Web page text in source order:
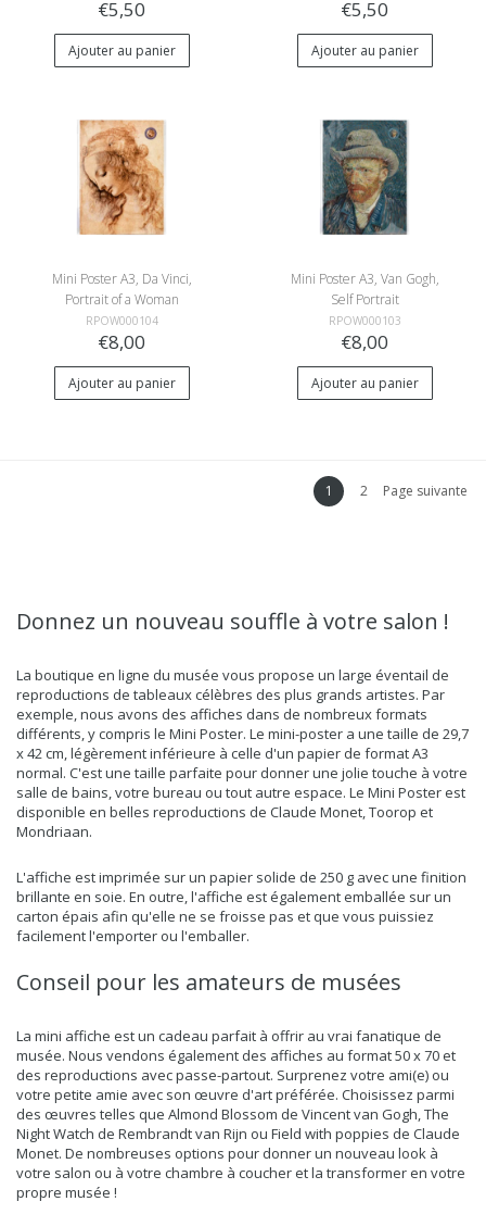
€5,50
Ajouter au panier
€5,50
Ajouter au panier
Mini Poster A3, Da Vinci,
Portrait of a Woman
RPOW000104
€8,00
Ajouter au panier
Mini Poster A3, Van Gogh,
Self Portrait
RPOW000103
€8,00
Ajouter au panier
1 2 Page suivante
Donnez un nouveau souffle à votre salon !
La boutique en ligne du musée vous propose un large éventail de
reproductions de tableaux célèbres des plus grands artistes. Par
exemple, nous avons des affiches dans de nombreux formats
différents, y compris le Mini Poster. Le mini-poster a une taille de 29,7
x 42 cm, légèrement inférieure à celle d'un papier de format A3
normal. C'est une taille parfaite pour donner une jolie touche à votre
salle de bains, votre bureau ou tout autre espace. Le Mini Poster est
disponible en belles reproductions de Claude Monet, Toorop et
Mondriaan.
L'affiche est imprimée sur un papier solide de 250 g avec une finition
brillante en soie. En outre, l'affiche est également emballée sur un
carton épais afin qu'elle ne se froisse pas et que vous puissiez
facilement l'emporter ou l'emballer.
Conseil pour les amateurs de musées
La mini affiche est un cadeau parfait à offrir au vrai fanatique de
musée. Nous vendons également des affiches au format 50 x 70 et
des reproductions avec passe-partout. Surprenez votre ami(e) ou
votre petite amie avec son œuvre d'art préférée. Choisissez parmi
des œuvres telles que Almond Blossom de Vincent van Gogh, The
Night Watch de Rembrandt van Rijn ou Field with poppies de Claude
Monet. De nombreuses options pour donner un nouveau look à
votre salon ou à votre chambre à coucher et la transformer en votre
propre musée !